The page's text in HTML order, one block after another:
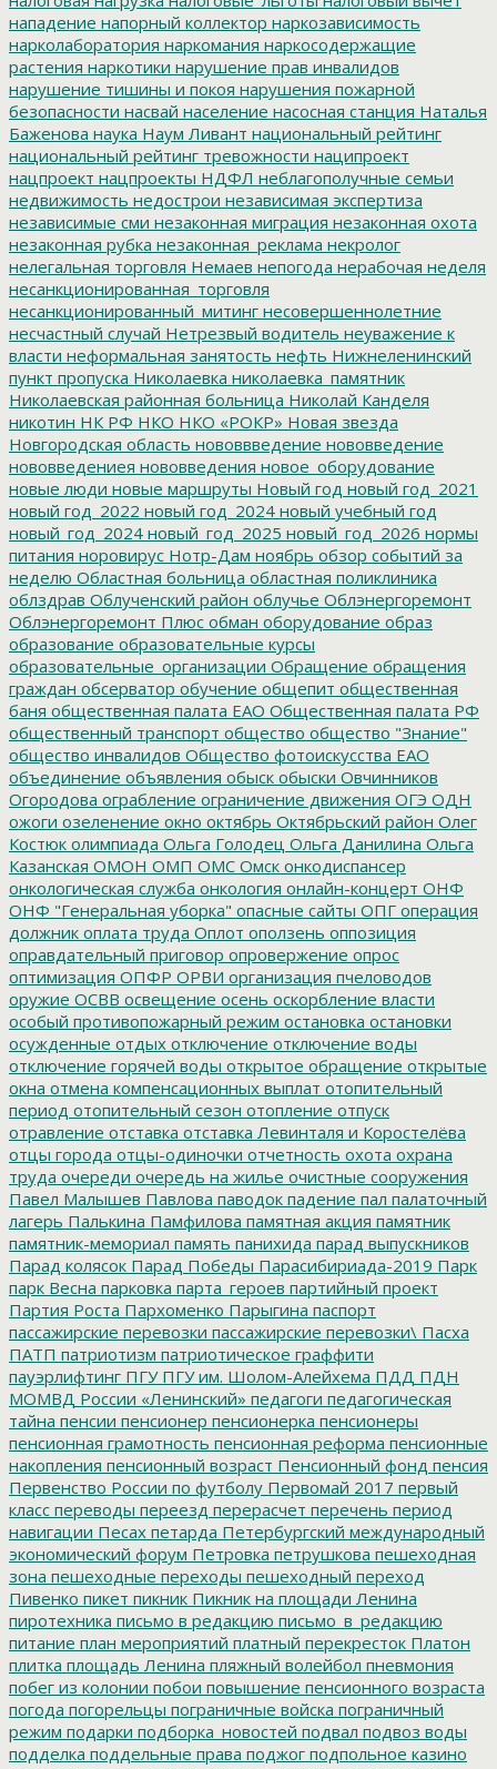
нападение напорный коллектор наркозависимость
нарколаборатория наркомания наркосодержащие
растения наркотики нарушение прав инвалидов
нарушение тишины и покоя нарушения пожарной
безопасности насвай население насосная станция Наталья
Баженова наука Наум Ливант национальный рейтинг
национальный рейтинг тревожности наципроект
нацпроект нацпроекты НДФЛ неблагополучные семьи
недвижимость недострои независимая экспертиза
независимые сми незаконная миграция незаконная охота
незаконная рубка незаконная_реклама некролог
нелегальная торговля Немаев непогода нерабочая неделя
несанкционированная_торговля
несанкционированный_митинг несовершеннолетние
несчастный случай Нетрезвый водитель неуважение к
власти неформальная занятость нефть Нижнеленинский
пункт пропуска Николаевка николаевка_памятник
Николаевская районная больница Николай Канделя
никотин НК РФ НКО НКО «РОКР» Новая звезда
Новгородская область нововвведение нововведение
нововведениея нововведения новое_оборудование
новые люди новые маршруты Новый год новый год_2021
новый год_2022 новый год_2024 новый учебный год
новый_год_2024 новый_год_2025 новый_год_2026 нормы
питания норовирус Нотр-Дам ноябрь обзор событий за
неделю Областная больница областная поликлиника
облздрав Облученский район облучье Облэнергоремонт
Облэнергоремонт Плюс обман оборудование образ
образование образовательные курсы
образовательные_организации Обращение обращения
граждан обсерватор обучение общепит общественная
баня общественная палата ЕАО Общественная палата РФ
общественный транспорт общество общество "Знание"
общество инвалидов Общество фотоискусства ЕАО
объединение объявления обыск обыски Овчинников
Огородова ограбление ограничение движения ОГЭ ОДН
ожоги озеленение окно октябрь Октябрьский район Олег
Костюк олимпиада Ольга Голодец Ольга Данилина Ольга
Казанская ОМОН ОМП ОМС Омск онкодиспансер
онкологическая служба онкология онлайн-концерт ОНФ
ОНФ "Генеральная уборка" опасные сайты ОПГ операция
должник оплата труда Оплот оползень оппозиция
оправдательный приговор опровержение опрос
оптимизация ОПФР ОРВИ организация пчеловодов
оружие ОСВВ освещение осень оскорбление власти
особый противопожарный режим остановка остановки
осужденные отдых отключение отключение воды
отключение горячей воды открытое обращение открытые
окна отмена компенсационных выплат отопительный
период отопительный сезон отопление отпуск
отравление отставка отставка Левинталя и Коростелёва
отцы города отцы-одиночки отчетность охота охрана
труда очереди очередь на жилье очистные сооружения
Павел Малышев Павлова паводок падение пал палаточный
лагерь Палькина Памфилова памятная акция памятник
памятник-мемориал память панихида парад выпускников
Парад колясок Парад Победы Парасибириада-2019 Парк
парк Весна парковка парта_героев партийный проект
Партия Роста Пархоменко Парыгина паспорт
пассажирские перевозки пассажирские перевозки\ Пасха
ПАТП патриотизм патриотическое граффити
пауэрлифтинг ПГУПГУ им. Шолом-Алейхема ПДД ПДН
МОМВД России «Ленинский» педагоги педагогическая
тайна пенсии пенсионер пенсионерка пенсионеры
пенсионная грамотность пенсионная реформа пенсионные
накопления пенсионный возраст Пенсионный фонд пенсия
Первенство России по футболу Первомай 2017 первый
класс переводы переезд перерасчет перечень период
навигации Песах петарда Петербургский международный
экономический форум Петровка петрушкова пешеходная
зона пешеходные переходы пешеходный переход
Пивенко пикет пикник Пикник на площади Ленина
пиротехника письмо в редакцию письмо_в_редакцию
питание план мероприятий платный перекресток Платон
плитка площадь Ленина пляжный волейбол пневмония
побег из колонии побои повышение пенсионного возраста
погода погорельцы пограничные войска пограничный
режим подарки подборка_новостей подвал подвоз воды
подделка поддельные права поджог подпольное казино